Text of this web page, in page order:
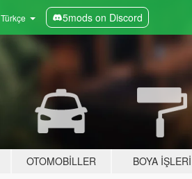
Türkçe 5mods on Discord
OTOMOBILLER BOYA İŞLERI